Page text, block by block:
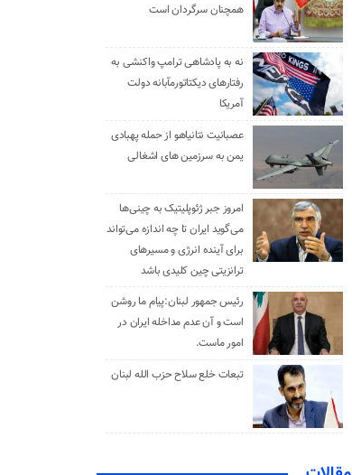
همچنان سرگردان است
نه به پادشاهی ترامپ واکنشی به
رفتارهای دیکتاتورمآبانه دولت
آمریکا
عصبانیت نتانیاهو از حمله پهبادی
یمن به سرزمین های اشغالی
امروز جبر ژئوپلیتیک به چینی‌ها
می‌گوید ایران تا چه اندازه می‌تواند
برای آینده انرژی و مسیرهای
ترانزیتی چین کلیدی باشد
رئیس جمهور لبنان:پیام ما روشن
است و آن عدم مداخله ایران در
امور ماست.
تبعات خلع سلاح حزب الله لبنان